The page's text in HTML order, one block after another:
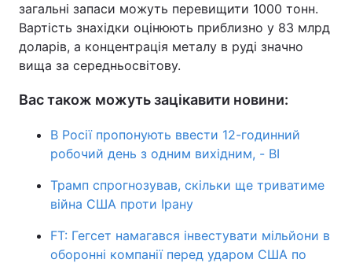
загальні запаси можуть перевищити 1000 тонн.
Вартість знахідки оцінюють приблизно у 83 млрд
доларів, а концентрація металу в руді значно
вища за середньосвітову.
Вас також можуть зацікавити новини:
В Росії пропонують ввести 12-годинний
робочий день з одним вихідним, - BI
Трамп спрогнозував, скільки ще триватиме
війна США проти Ірану
FT: Гегсет намагався інвестувати мільйони в
оборонні компанії перед ударом США по